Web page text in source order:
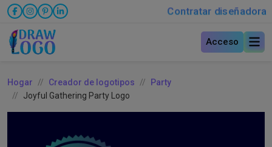
Contratar diseñadora
Acceso
Hogar Creador de logotipos
Party
Joyful Gathering Party Logo